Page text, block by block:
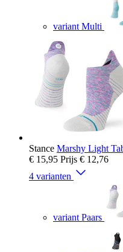
variant Multi
Stance Marshy Light
€ 15,95 Prijs € 12,76
4 varianten
variant Paars